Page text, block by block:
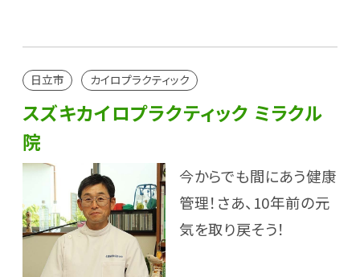
日立市 カイロプラクティック
スズキカイロプラクティック ミラクル
院
今からでも間にあう健康
管理！さあ、10年前の元
気を取り戻そう！